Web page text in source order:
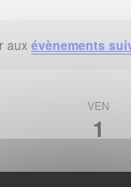
aux évènements
VEN
1